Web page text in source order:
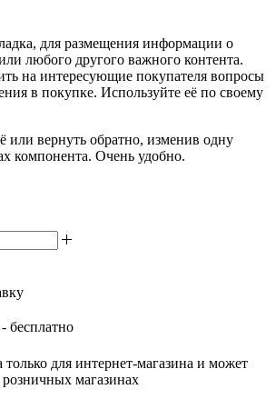
для размещения информации о
любого другого важного контента.
на интересующие покупателя вопросы
в покупке. Используйте её по своему
или вернуть обратно, изменив одну
компонента. Очень удобно.
бесплатно
только для интернет-магазина и может
розничных магазинах